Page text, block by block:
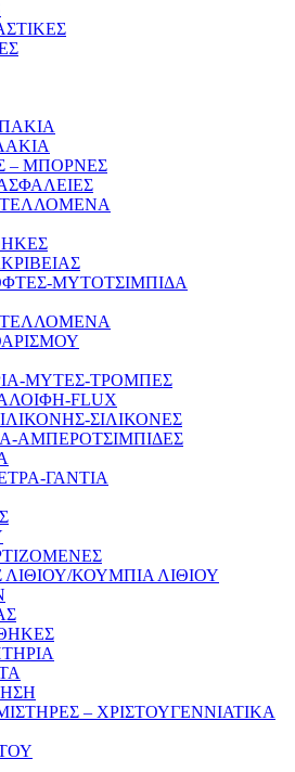
– ΜΠΟΡΝΕΣ
ΜΥΤΟΤΣΙΜΠΙΔΑ
ΜΥΤΕΣ-ΤΡΟΜΠΕΣ
FLUX
ΣΙΛΙΚΟΝΕΣ
ΑΜΠΕΡΟΤΣΙΜΠΙΔΕΣ
ΓΑΝΤΙΑ
ΛΙΘΙΟΥ/ΚΟΥΜΠΙΑ ΛΙΘΙΟΥ
– ΧΡΙΣΤΟΥΓΕΝΝΙΑΤΙΚΑ